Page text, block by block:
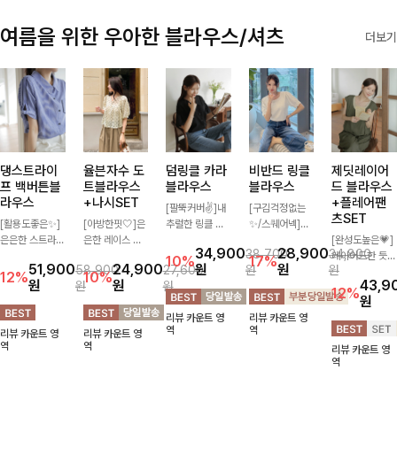
여름을 위한 우아한 블라우스/셔츠 더보기
댕스트라이
프 백버튼블
라우스
[활용도좋은✨]
은은한 스트라이
져 심플한 코디
에도 세련된 포
인트를 더해드리
며 깔끔한 스트
라이프 디테일로
유행 없이 오래
12%51,900
원
58,900
원
리뷰 카운트 영
역
율븐자수 도
트블라우스
+나시SET
[아방한핏🤍]은
은한 레이스 자
으로 사랑스러운
감성 가득 담았
으며 나시 세트
구성으로 이너
걱정없이 손쉽게
코디 가능한 블
10%24,900
원
27,600
원
리뷰 카운트 영
역
덤링클 카라
블라우스
[팔뚝커버✌]내
추럴한 링클 텍
있게 입어지는
블라우스🖤 브
이넥 카라 디자
인에 여유로운
소매핏 더해져
여리하면서도 시
10%34,900
원
38,700
원
리뷰 카운트 영
역
비반드 링클
블라우스
[구김걱정없는
✨/스퀘어넥]입
엠보 텍스처가
돋보이는 블라우
스- 여유로운 실
루엣과 물결 짜
임 소매 디테일
이 더해져 편안
17%28,900
원
34,800
원
리뷰 카운트 영
역
제딧레이어
드 블라우스
+플레어팬
츠SET
[완성도높은💗]
레이어드한 듯
자연스러운 나시
와 버튼 원피스
가 함께 구성된
세트 아이템입니
다. 코디 고민 없
이 한 벌만으로
도 내추럴하면서
12%원
리뷰 카운트 영
역